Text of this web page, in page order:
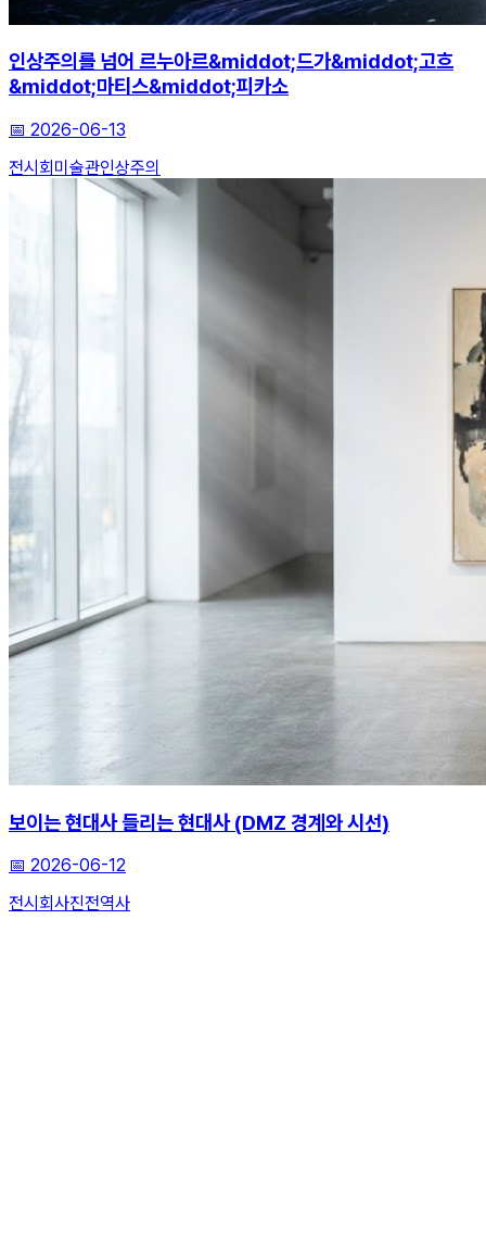
인상주의를 넘어 르누아르&middot;드가&middot;고흐
&middot;마티스&middot;피카소
📅 2026-06-13
전시회미술관인상주의
보이는 현대사 들리는 현대사 (DMZ 경계와 시선)
📅 2026-06-12
전시회 사진전역사